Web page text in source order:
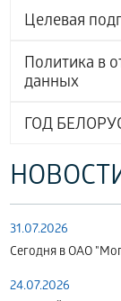
Целевая
Политика в
данных
ГОД
31.07.2026
Сегодня в ОАО
24.07.2026